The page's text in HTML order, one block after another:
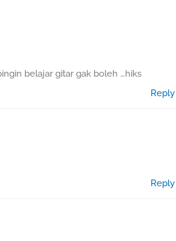
belajar gitar gak boleh …hiks
Reply
Reply